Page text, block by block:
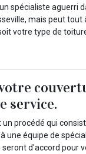
spécialiste aguerri
mais peut
votre type de
service.
procédé qui
une équipe de
d'accord pour